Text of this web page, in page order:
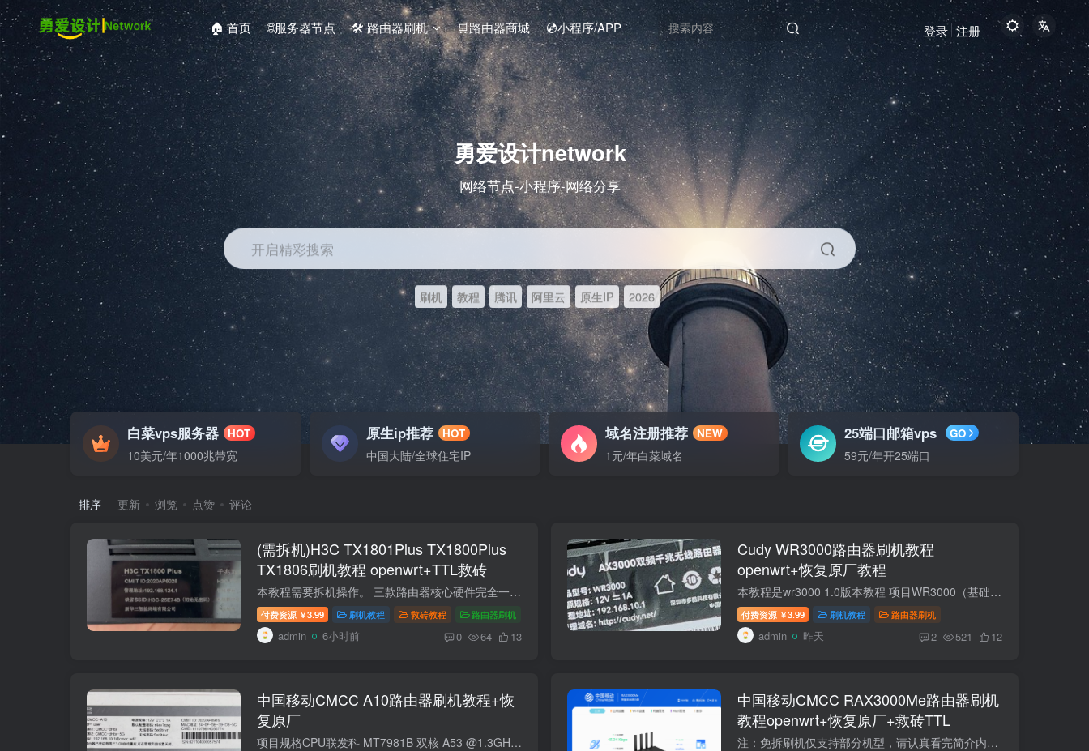
🏠 首页 🌐服务器节点 🛠️ 路由器刷机 🛒路由器商城 💿小程序/APP 登录 注册
勇爱设计network
网络节点-小程序-网络分享
开启精彩搜索
刷机 教程 腾讯 阿里云 原生IP 2026
白菜vps服务器 HOT
10美元/年1000兆带宽
原生ip推荐 HOT
中国大陆/全球住宅IP
域名注册推荐 NEW
1元/年白菜域名
25端口邮箱vps GO
59元/年开25端口
排序 更新 浏览 点赞 评论
(需拆机)H3C TX1801Plus TX1800Plus
TX1806刷机教程 openwrt+TTL救砖
本教程需要拆机操作。 三款路由器核心硬件完全一致（MT7621AT + MT7915 + 256MB 内存 + 128MB 闪存），都是 AX1800 级别的 WiFi 6 运营商定制路由。教程工具包选择对应即可。 参数TX1801 PlusTX...
付费资源 ￥3.99 刷机教程 救砖教程 路由器刷机
admin 6小时前 0 64 13
Cudy WR3000路由器刷机教程
openwrt+恢复原厂教程
本教程是wr3000 1.0版本教程 项目WR3000（基础版）WR3000E（经济版）WR3000H（2.5G 版）WR3000P（Pro 版）WR3000S（标准版）CPUMT7981BA 双核 A53 @1.3GHz同左同左同左同左内存 RAM256MB DDR3L2...
付费资源 ￥3.99 刷机教程 路由器刷机
admin 昨天 2 521 12
中国移动CMCC A10路由器刷机教程+恢
复原厂
项目规格CPU联发科 MT7981B 双核 A53 @1.3GHz（12nm）内存 RAM256MB DDR3闪存 Flash128MB SPI‑NANDWi‑Fi 方案2.4G/5G 均为 MTK 集成；5 路独立 FEM（功放）无线标准Wi‑Fi 6（802.11ax）双频...
中国移动CMCC RAX3000Me路由器刷机
教程openwrt+恢复原厂+救砖TTL
注：免拆刷机仅支持部分机型，请认真看完简介内容。 TTL针夹夹具间距选2.54mm间距 支持刷全系RAX3000ME的路由器闪存兆易创新的GigaDevice华邦电子的 winbond复旦微电的 FM25S01A(带usb3.0接口)...